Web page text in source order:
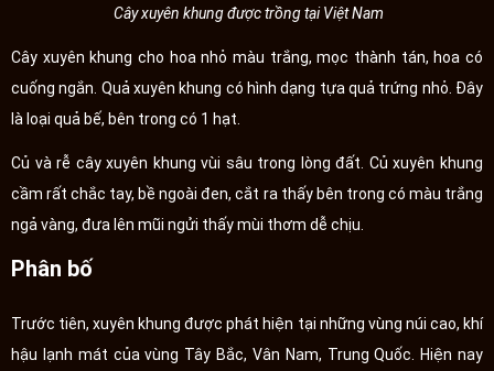
Cây xuyên khung được trồng tại Việt Nam
Cây xuyên khung cho hoa nhỏ màu trắng, mọc thành tán, hoa có
cuống ngắn. Quả xuyên khung có hình dạng tựa quả trứng nhỏ. Đây
là loại quả bế, bên trong có 1 hạt.
Củ và rễ cây xuyên khung vùi sâu trong lòng đất. Củ xuyên khung
cầm rất chắc tay, bề ngoài đen, cắt ra thấy bên trong có màu trắng
ngả vàng, đưa lên mũi ngửi thấy mùi thơm dễ chịu.
Phân bố
Trước tiên, xuyên khung được phát hiện tại những vùng núi cao, khí
hậu lạnh mát của vùng Tây Bắc, Vân Nam, Trung Quốc. Hiện nay